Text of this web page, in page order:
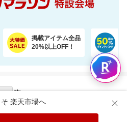
そ 楽天市場へ
掲載アイテム全品
20%以上OFF！
倍